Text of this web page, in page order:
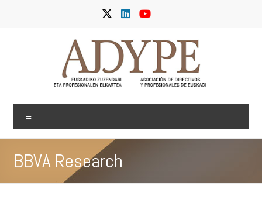
ADYPE
BBVA Research